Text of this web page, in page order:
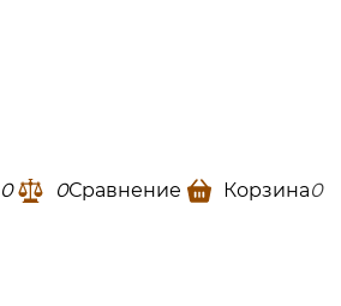
0 0Сравнение Корзина0